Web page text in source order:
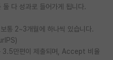
다 성과로 들어가게 됩니다.
통 2~3개월에 하나씩 있습니다.
3.5만편이 제출되며, Accept 비율